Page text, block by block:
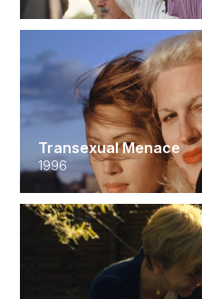
Transexual Menace
1996